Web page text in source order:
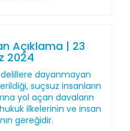
Açıklama | 23
2024
dayanmayan
suçsuz insanların
yol açan davaların
ilkelerinin ve insan
gereğidir.